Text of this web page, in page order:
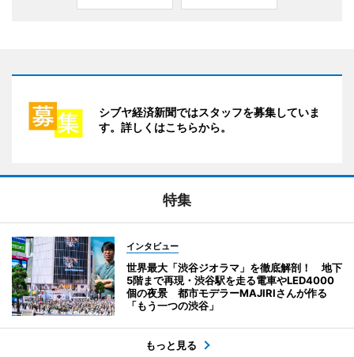
シブヤ経済新聞ではスタッフを募集していま
す。詳しくはこちらから。
特集
インタビュー
世界最大「渋谷ジオラマ」を徹底解剖！ 地下
5階まで再現・渋谷駅を走る電車やLED4000
個の夜景 都市モデラーMAJIRIさんが作る
「もう一つの渋谷」
もっと見る